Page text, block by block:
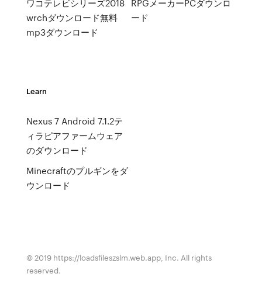
ワコテレビシリーズ2018
wrchダウンロード無料
mp3ダウンロード
RPGメーカーPCダウンロ
ード
Learn
Nexus 7 Android 7.1.2テ
ィラピアファームウェア
のダウンロード
Minecraftのプルギンをダ
ウンロード
© 2019 https://loadsfileszslm.web.app, Inc. All rights
reserved.